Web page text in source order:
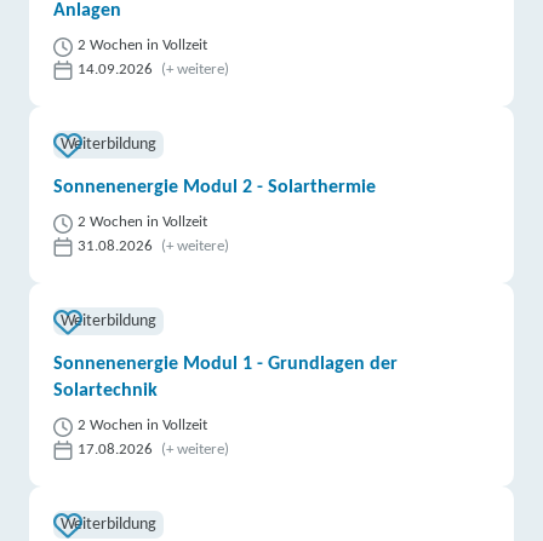
Anlagen
2 Wochen in Vollzeit
14.09.2026
(+ weitere)
Weiterbildung
Sonnenenergie Modul 2 - Solarthermie
2 Wochen in Vollzeit
31.08.2026
(+ weitere)
Weiterbildung
Sonnenenergie Modul 1 - Grundlagen der
Solartechnik
2 Wochen in Vollzeit
17.08.2026
(+ weitere)
Weiterbildung